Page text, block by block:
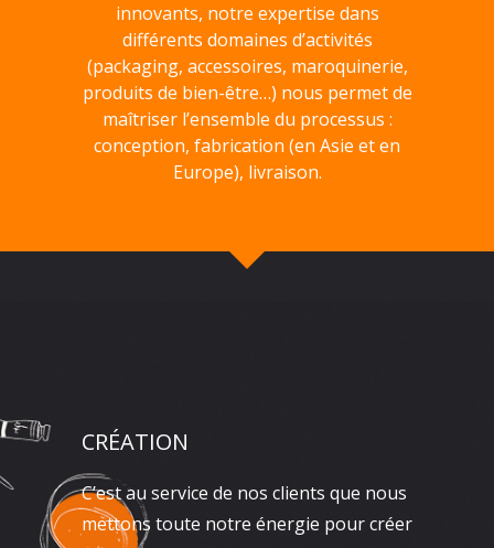
innovants, notre expertise dans
différents domaines d’activités
(packaging, accessoires, maroquinerie,
produits de bien-être…) nous permet de
maîtriser l’ensemble du processus :
conception, fabrication (en Asie et en
Europe), livraison.
CRÉATION
C’est au service de nos clients que nous
mettons toute notre énergie pour créer